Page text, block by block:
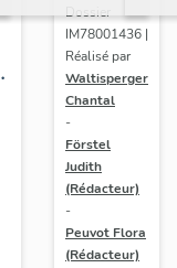
Dossier
IM78001436 |
Réalisé par
Waltisperger
Chantal
-
Förstel
Judith
(Rédacteur)
-
Peuvot Flora
(Rédacteur)